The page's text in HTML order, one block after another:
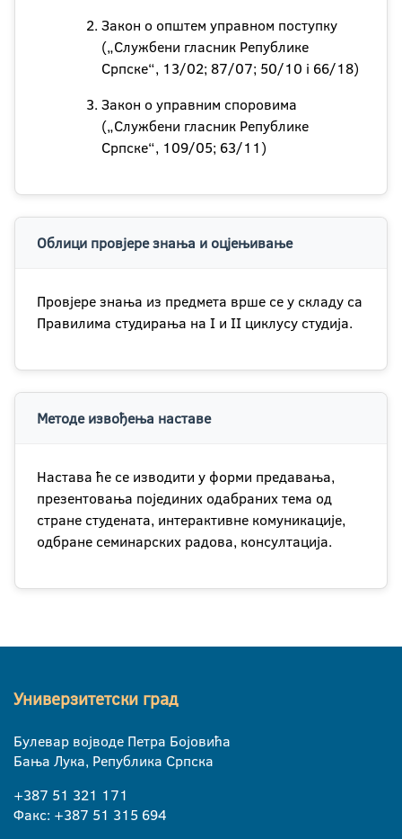
Закон о општем управном поступку
(„Службени гласник Републике
Српске“, 13/02; 87/07; 50/10 i 66/18)
Закон о управним споровима
(„Службени гласник Републике
Српске“, 109/05; 63/11)
Облици провјере знања и оцјењивање
Провјере знања из предмета врше се у складу са
Правилима студирања на I и II циклусу студија.
Методе извођења наставе
Настава ће се изводити у форми предавања,
презентовања појединих одабраних тема од
стране студената, интерактивне комуникације,
одбране семинарских радова, консултација.
Универзитетски град
Булевар војводе Петра Бојовића
Бања Лука, Република Српска
+387 51 321 171
Факс: +387 51 315 694